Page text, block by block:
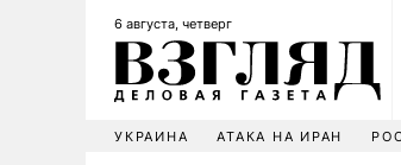
6 августа, четверг
УКРАИНА АТАКА НА ИРАН